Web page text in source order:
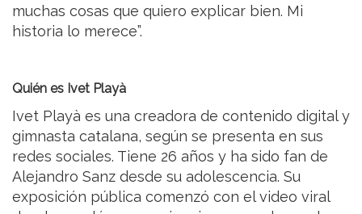
muchas cosas que quiero explicar bien. Mi
historia lo merece”.
Quién es Ivet Playà
Ivet Playà es una creadora de contenido digital y
gimnasta catalana, según se presenta en sus
redes sociales. Tiene 26 años y ha sido fan de
Alejandro Sanz desde su adolescencia. Su
exposición pública comenzó con el video viral